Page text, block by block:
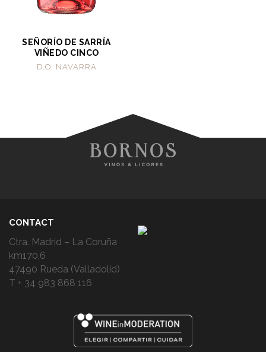
SEÑORÍO DE SARRÍA
VIÑEDO CINCO
D.O. NAVARRA
CONTACT
Ctra. Madrid – La Coruña
km170,6
47490 Rueda (Valladolid)
T + 34 983 868 116